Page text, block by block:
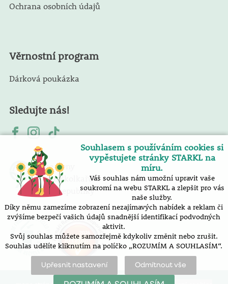
Ochrana osobních údajů
Věrnostní program
Dárková poukázka
Sledujte nás!
Jsme členy
Svazu školkařů
České republiky
Souhlasem s používáním cookies si
vypěstujete stránky STARKL na
míru.
Váš souhlas nám umožní upravit vaše
soukromí na webu STARKL a zlepšit pro vás
naše služby.
Díky němu zamezíme zobrazení nezajímavých nabídek a reklam či
zvýšíme bezpečí vašich údajů snadnější identifikací podvodných
aktivit.
Svůj souhlas můžete samozřejmě kdykoliv změnit nebo zrušit.
Souhlas udělíte kliknutím na políčko „ROZUMÍM A SOUHLASÍM“.
Upřesnit nastavení Odmítnout vše